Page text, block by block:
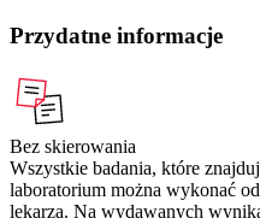
Przydatne informacje
Bez skierowania
Wszystkie badania, które
laboratorium można wykonać
lekarza. Na wydawanych